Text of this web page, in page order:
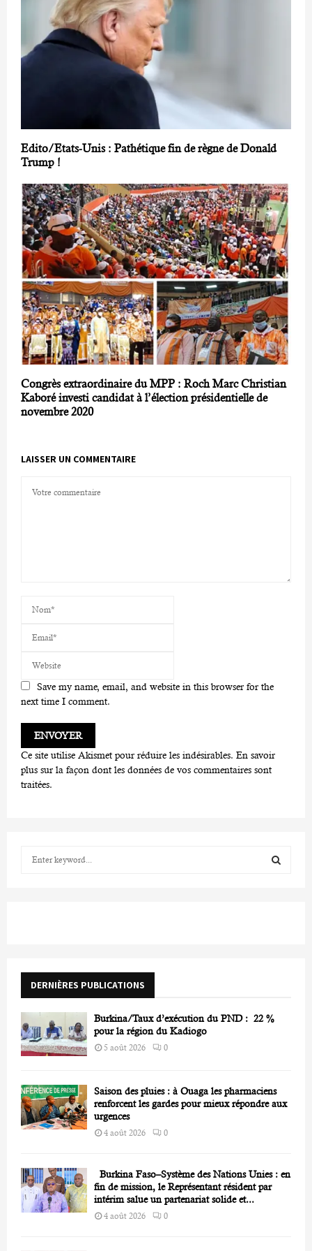
Edito/Etats-Unis : Pathétique fin de règne de Donald
Trump !
Congrès extraordinaire du MPP : Roch Marc Christian
Kaboré investi candidat à l’élection présidentielle de
novembre 2020
LAISSER UN COMMENTAIRE
Save my name, email, and website in this browser for the
next time I comment.
Ce site utilise Akismet pour réduire les indésirables. En savoir
plus sur la façon dont les données de vos commentaires sont
traitées.
r
DERNIÈRES PUBLICATIONS
Burkina/Taux d’exécution du PND : 22 %
pour la région du Kadiogo
5 août 2026 0
Saison des pluies : à Ouaga les pharmaciens
renforcent les gardes pour mieux répondre aux
urgences
4 août 2026 0
Burkina Faso–Système des Nations Unies : en
fin de mission, le Représentant résident par
intérim salue un partenariat solide et...
4 août 2026 0